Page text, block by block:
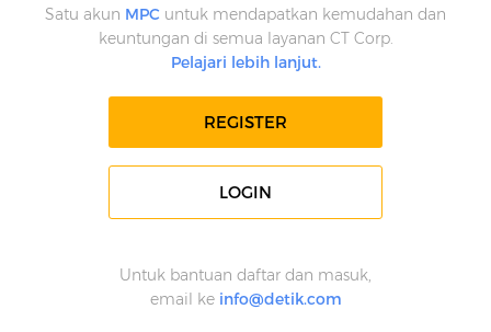
Satu akun MPC untuk mendapatkan kemudahan dan
keuntungan di semua layanan CT Corp.
Pelajari lebih lanjut.
REGISTER
LOGIN
Untuk bantuan daftar dan masuk,
email ke info@detik.com